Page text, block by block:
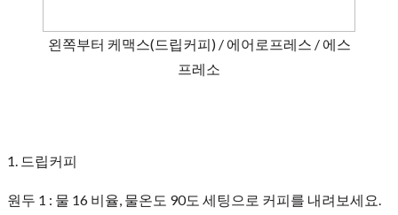
왼쪽부터 케맥스(드립커피) / 에어로프레스 / 에스
프레소
1. 드립커피
원두 1 : 물 16 비율, 물온도 90도 세팅으로 커피를 내려보세요.